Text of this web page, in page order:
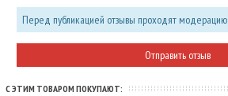
Перед публикацией отзывы проходят модерацию
С ЭТИМ ТОВАРОМ ПОКУПАЮТ: